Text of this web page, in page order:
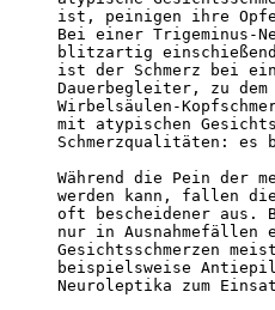
ist, peinigen ihre
Bei einer Trigeminus-
blitzartig
ist der Schmerz bei
Dauerbegleiter, zu dem
Wirbelsäulen-
mit atypischen
Schmerzqualitäten:
Während die Pein der
werden kann, fallen
oft bescheidener aus.
nur in Ausnahmefällen
Gesichtsschmerzen
beispielsweise
Neuroleptika zum